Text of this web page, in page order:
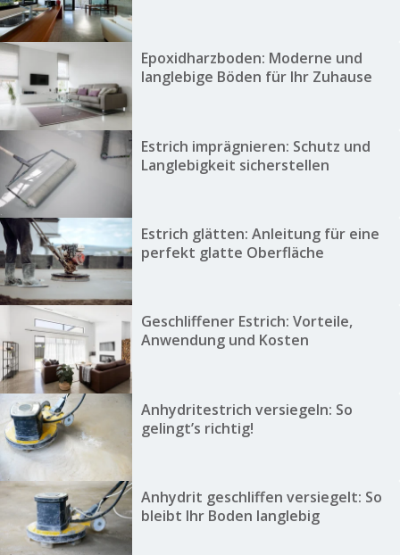
Epoxidharzboden: Moderne und
langlebige Böden für Ihr Zuhause
Estrich imprägnieren: Schutz und
Langlebigkeit sicherstellen
Estrich glätten: Anleitung für eine
perfekt glatte Oberfläche
Geschliffener Estrich: Vorteile,
Anwendung und Kosten
Anhydritestrich versiegeln: So
gelingt’s richtig!
Anhydrit geschliffen versiegelt: So
bleibt Ihr Boden langlebig